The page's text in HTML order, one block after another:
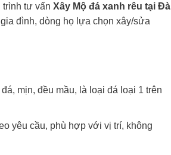
tư vấn Xây Mộ đá xanh rêu tại Đà
đình, dòng họ lựa chọn xây/sửa
mịn, đều mầu, là loại đá loại 1 trên
yêu cầu, phù hợp với vị trí, không